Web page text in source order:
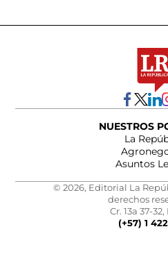
NUESTROS
La
Asuntos
© 2026, Editorial La
derechos
Cr. 13a 37-
(+57) 1